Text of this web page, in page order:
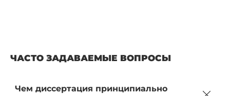
ЧАСТО ЗАДАВАЕМЫЕ ВОПРОСЫ
Чем диссертация принципиально